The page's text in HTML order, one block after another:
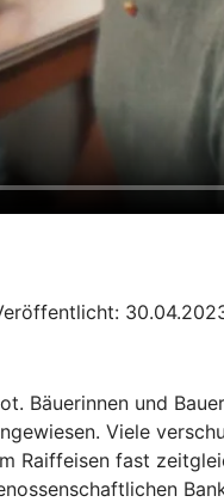
Bäuerinnen und
Viele
fast